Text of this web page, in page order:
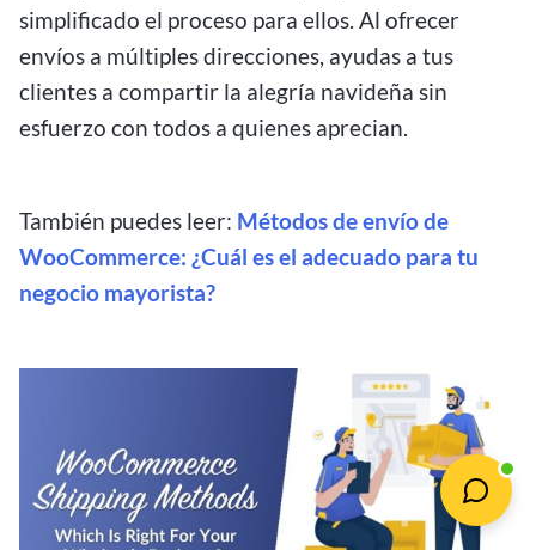
simplificado el proceso para ellos. Al ofrecer
envíos a múltiples direcciones, ayudas a tus
clientes a compartir la alegría navideña sin
esfuerzo con todos a quienes aprecian.
También puedes leer: Métodos de envío de
WooCommerce: ¿Cuál es el adecuado para tu
negocio mayorista?